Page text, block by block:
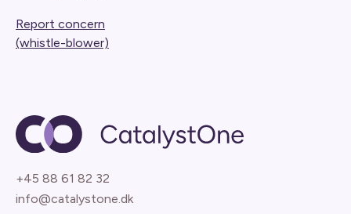
Report concern
(whistle-blower)
+45 88 61 82 32
info@catalystone.dk